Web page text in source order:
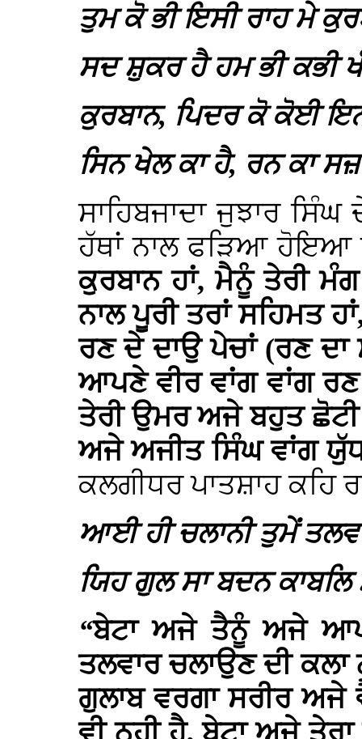
ਤੁਮ ਕੋ ਭੀ ਇਸੀ ਰਾਹ ਮੇ
ਸਦ ਸ਼ੁਕਰ ਹੈ ਹਮ ਭੀ ਕਭੀ
ਕੁਰਬਾਨ, ਪਿਦਰ ਕੋ ਕੋਈ
ਸਿਨ ਖੇਲ ਕਾ ਹੈ, ਰਨ ਕਾ
ਸਾਹਿਬਜਾਦਾ ਜੁਝਾਰ
ਹੱਥਾਂ ਨਾਲ ਫੜਿਆ ਹੋਇਆ
ਕੁਰਬਾਨ ਹਾਂ, ਮੈਨੂੰ ਤੇਰੀ
ਨਾਲ ਪੂਰੀ ਤਰਾਂ ਸਹਿਮਤ
ਰਣ ਦੇ ਦਾਉ ਪੇਚਾਂ (ਰਣ ਦਾ
ਆਪਣੇ ਵੀਰ ਵਾਂਗ ਵਾਂਗ ਰਣ
ਤੇਰੀ ਉਮਰ ਅਜੇ ਬਹੁਤ
ਅਜੇ ਅਜੀਤ ਸਿੰਘ ਵਾਂਗ
ਕਲਗੀਧਰ ਪਾਤਸ਼ਾਹ ਕਹਿ
ਆਈ ਹੀ ਚਲਾਨੀ ਤੁਮੇਂ
ਯਿਹ ਗੁਲ ਸਾ ਬਦਨ ਕਾਬਲਿ
“ਬੇਟਾ ਅਜੇ ਤੈਨੂੰ ਅਜੇ
ਤਲਵਾਰ ਚਲਾਉਣ ਦੀ
ਗੁਲਾਬ ਵਰਗਾ ਸਰੀਰ
ਵੀ ਨਹੀ ਹੈ, ਬੇਟਾ ਅਜੇ